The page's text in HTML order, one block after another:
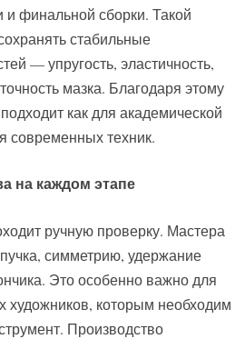
и финальной сборки. Такой
стабильные
— упругость, эластичность,
мазка. Благодаря этому
как для академической
современных техник.
на каждом этапе
ручную проверку. Мастера
симметрию, удержание
Это особенно важно для
художников, которым необходим
Производство